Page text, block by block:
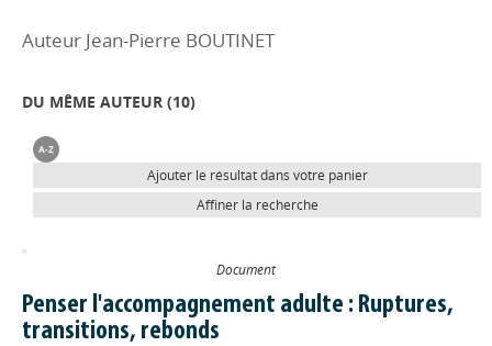
Auteur Jean-Pierre BOUTINET
DU MÊME AUTEUR (10)
Ajouter le résultat dans votre panier
Affiner la recherche
Document
Penser l'accompagnement adulte : Ruptures,
transitions, rebonds